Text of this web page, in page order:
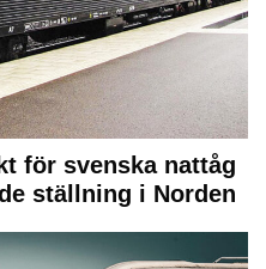
för svenska nattåg
ställning i Norden